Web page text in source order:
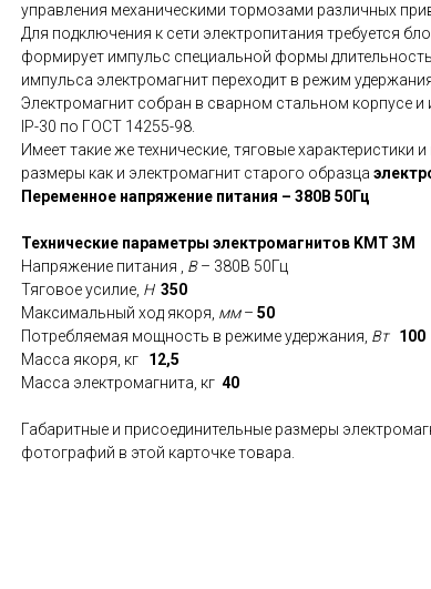
управления механическими тормозами различных
Для подключения к сети электропитания требуется
формирует импульс специальной формы
импульса электромагнит переходит в режим
Электромагнит собран в сварном стальном корпусе и
IP-30 по ГОСТ 14255-98.
Имеет такие же технические, тяговые характеристики
размеры как и электромагнит старого образца
Переменное напряжение питания – 380В 50Гц
Технические параметры электромагнитов KMT 3M
Напряжение питания , В– 380В 50Гц
Тяговое усилие, Н 350
Максимальный ход якоря, мм– 50
Потребляемая мощность в режиме удержания, Вт
100
Масса якоря, кг 12,5
Масса электромагнита, кг 40
Габаритные и присоединительные размеры
фотографий в этой карточке товара.